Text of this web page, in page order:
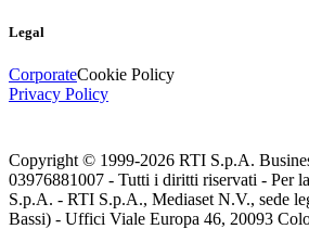
Legal
CorporateCookie Policy
Privacy Policy
Copyright © 1999-2026 RTI S.p.A.
03976881007 - Tutti i diritti riservati - Per
S.p.A. - RTI S.p.A., Mediaset N.V., sede
Bassi) - Uffici Viale Europa 46, 20093